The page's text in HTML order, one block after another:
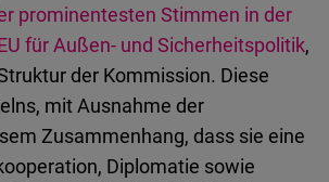
prominentesten Stimmen in der
für Außen- und Sicherheitspolitik,
der Kommission. Diese
mit Ausnahme der
Zusammenhang, dass sie eine
Diplomatie sowie